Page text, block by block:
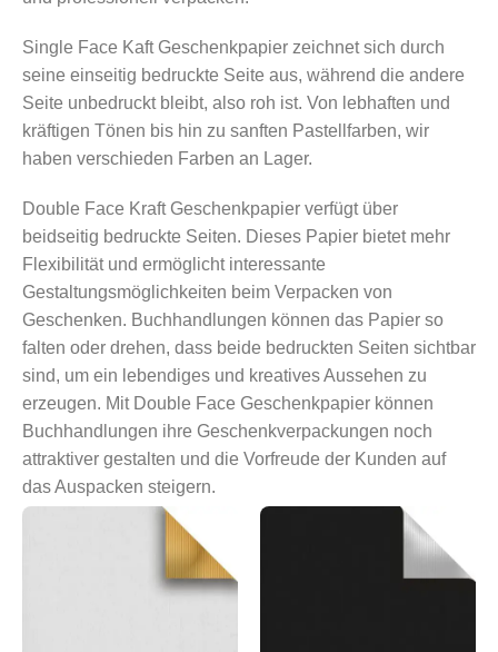
Single Face Kaft Geschenkpapier zeichnet sich durch
seine einseitig bedruckte Seite aus, während die andere
Seite unbedruckt bleibt, also roh ist. Von lebhaften und
kräftigen Tönen bis hin zu sanften Pastellfarben, wir
haben verschieden Farben an Lager.
Double Face Kraft Geschenkpapier verfügt über
beidseitig bedruckte Seiten. Dieses Papier bietet mehr
Flexibilität und ermöglicht interessante
Gestaltungsmöglichkeiten beim Verpacken von
Geschenken. Buchhandlungen können das Papier so
falten oder drehen, dass beide bedruckten Seiten sichtbar
sind, um ein lebendiges und kreatives Aussehen zu
erzeugen. Mit Double Face Geschenkpapier können
Buchhandlungen ihre Geschenkverpackungen noch
attraktiver gestalten und die Vorfreude der Kunden auf
das Auspacken steigern.